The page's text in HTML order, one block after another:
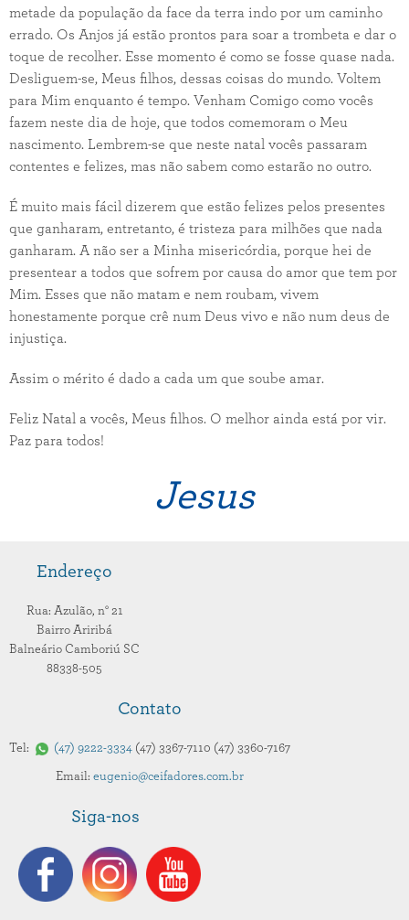
metade da população da face da terra indo por um caminho
errado. Os Anjos já estão prontos para soar a trombeta e dar o
toque de recolher. Esse momento é como se fosse quase nada.
Desliguem-se, Meus filhos, dessas coisas do mundo. Voltem
para Mim enquanto é tempo. Venham Comigo como vocês
fazem neste dia de hoje, que todos comemoram o Meu
nascimento. Lembrem-se que neste natal vocês passaram
contentes e felizes, mas não sabem como estarão no outro.
É muito mais fácil dizerem que estão felizes pelos presentes
que ganharam, entretanto, é tristeza para milhões que nada
ganharam. A não ser a Minha misericórdia, porque hei de
presentear a todos que sofrem por causa do amor que tem por
Mim. Esses que não matam e nem roubam, vivem
honestamente porque crê num Deus vivo e não num deus de
injustiça.
Assim o mérito é dado a cada um que soube amar.
Feliz Natal a vocês, Meus filhos. O melhor ainda está por vir.
Paz para todos!
Jesus
Endereço
Rua: Azulão, n° 21
Bairro Ariribá
Balneário Camboriú SC
88338-505
Contato
Tel: 47 9222-3334 47 3367-7110 47 3360-7167
Email: eugenio@ceifadores.com.br
Siga-nos